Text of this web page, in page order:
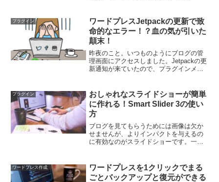
で、そんなアイキャッチ画像の設定を楽
にしてくれるプラグインを...
プラグイン
ワードプレスJetpackの更新で致
命的なエラー！？血の気が引いた
顛末！
昨夜のこと。いつものようにブログの管
理画面にアクセスしました。Jetpackの更
新通知が来ていたので、プラグインメニ
が！そして、「サイトで技術的な問題が
発生しています」と...
プラグイン
おしゃれなスライドショーが簡単
に作れる！Smart Slider 3の使い
方
ブログを見てもらうためには画像は欠か
せませんが、よりインパクトを与えるの
に有効なのがスライドショーです。一見
スライドショーが作れるプラグインの中
でも人気が高いSmart...
ワードプレス作成
ワードプレスを1クリックでまる
ごとバックアップと復元ができる